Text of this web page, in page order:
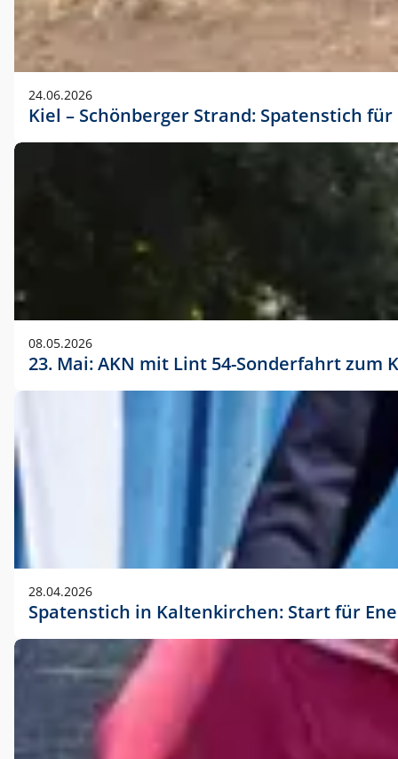
24.06.2026
Kiel – Schönberger Strand: Spatenstich
08.05.2026
23. Mai: AKN mit Lint 54-Sonderfahrt
28.04.2026
Spatenstich in Kaltenkirchen: Start für